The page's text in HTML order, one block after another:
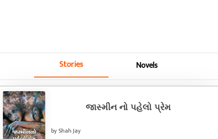
Stories Novels
જાસ્મીન નો પહેલો પ્રેમ
by Shah Jay